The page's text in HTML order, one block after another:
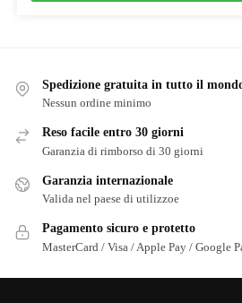
Spedizione gratuita in tutto il
Nessun ordine minimo
Reso facile entro 30 giorni
Garanzia di rimborso di 30 giorni
Garanzia internazionale
Valida nel paese di utilizzoe
Pagamento sicuro e protetto
MasterCard / Visa / Apple Pay / Google